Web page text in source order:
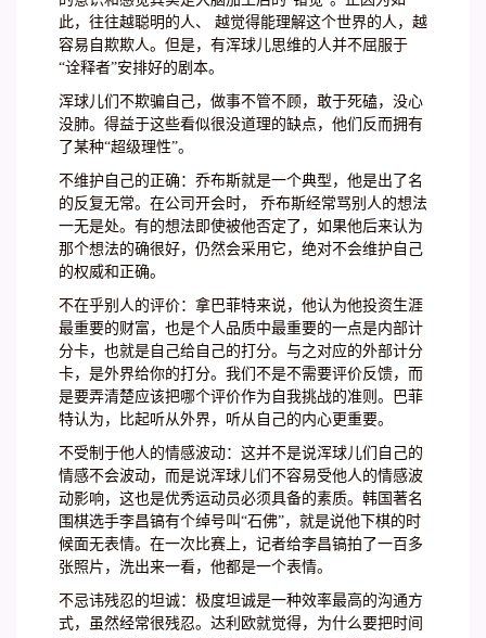
此，往往越聪明的人、 越觉得能理解这个世界的人，越
容易自欺欺人。但是，有浑球儿思维的人并不屈服于
“诠释者”安排好的剧本。
浑球儿们不欺骗自己，做事不管不顾，敢于死磕，没心
没肺。得益于这些看似很没道理的缺点，他们反而拥有
了某种“超级理性”。
不维护自己的正确：乔布斯就是一个典型，他是出了名
的反复无常。在公司开会时， 乔布斯经常骂别人的想法
一无是处。有的想法即使被他否定了，如果他后来认为
那个想法的确很好，仍然会采用它，绝对不会维护自己
的权威和正确。
不在乎别人的评价：拿巴菲特来说，他认为他投资生涯
最重要的财富，也是个人品质中最重要的一点是内部计
分卡，也就是自己给自己的打分。与之对应的外部计分
卡，是外界给你的打分。我们不是不需要评价反馈，而
是要弄清楚应该把哪个评价作为自我挑战的准则。巴菲
特认为，比起听从外界，听从自己的内心更重要。
不受制于他人的情感波动：这并不是说浑球儿们自己的
情感不会波动，而是说浑球儿们不容易受他人的情感波
动影响，这也是优秀运动员必须具备的素质。韩国著名
围棋选手李昌镐有个绰号叫“石佛”，就是说他下棋的时
候面无表情。在一次比赛上，记者给李昌镐拍了一百多
张照片，洗出来一看，他都是一个表情。
不忌讳残忍的坦诚：极度坦诚是一种效率最高的沟通方
式，虽然经常很残忍。达利欧就觉得，为什么要把时间